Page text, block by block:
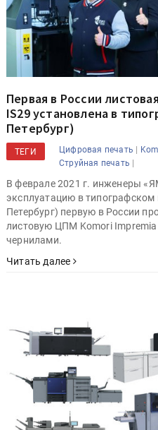
Первая в России
IS29 установлена в
Петербург)
ТЕГИ Цифровая печать |
Струйная печать |
В феврале 2021 г. инженеры
эксплуатацию в
Петербург) первую в России
листовую ЦПМ Komori
чернилами.
Читать далее